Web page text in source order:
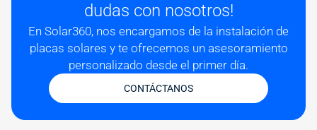
dudas con nosotros!
En Solar360, nos encargamos de la instalación de
placas solares y te ofrecemos un asesoramiento
personalizado desde el primer día.
CONTÁCTANOS